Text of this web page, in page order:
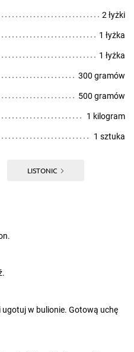
2 łyżki
1 łyżka
1 łyżka
300 gramów
500 gramów
1 kilogram
1 sztuka
LISTONIC
w bulionie. Gotową uchę